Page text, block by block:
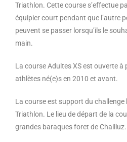
Triathlon. Cette course s’effectue
équipier court pendant que l’autre
peuvent se passer lorsqu’ils le
main.
La course Adultes XS est ouverte à
athlètes né(e)s en 2010 et avant.
La course est support du challenge
Triathlon. Le lieu de départ de la
grandes baraques foret de Chailluz.